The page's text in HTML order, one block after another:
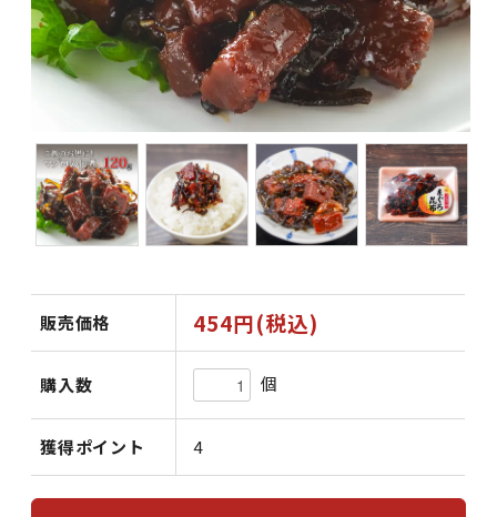
販売価格 454円(税込)
購入数 個
獲得ポイント 4